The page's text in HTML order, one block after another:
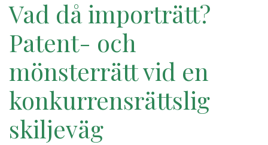
Vad då importrätt?
Patent- och
mönsterrätt vid en
konkurrensrättslig
skiljeväg